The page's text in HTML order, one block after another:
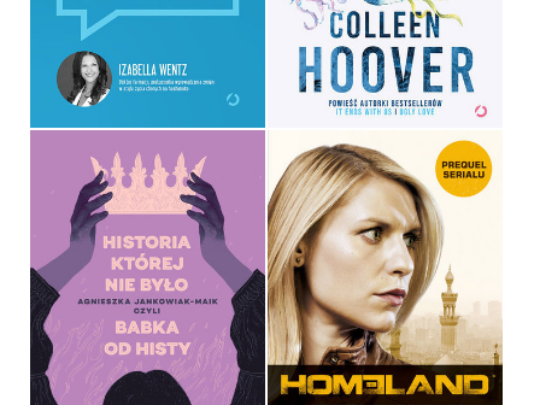
OPRAWA MIĘKKA ZE SKRZYDEŁKAMI
39,90 ZŁ
OPRAWA MIĘKKA
49,99 ZŁ
HISTORIA, KTÓREJ NIE
BYŁO
AGNIESZKA JANKOWIAK-
MAIK
OPRAWA MIĘKKA
HOMELAND
ANDREW KAPLAN
OPRAWA MIĘKKA